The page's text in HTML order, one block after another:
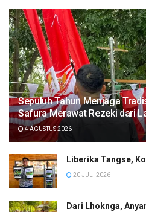
Sepuluh Tahun Menjaga
Safura Merawat Rezeki dari
4 AGUSTUS 2026
Liberika Tangse,
20 JULI 2026
Dari Lhoknga,